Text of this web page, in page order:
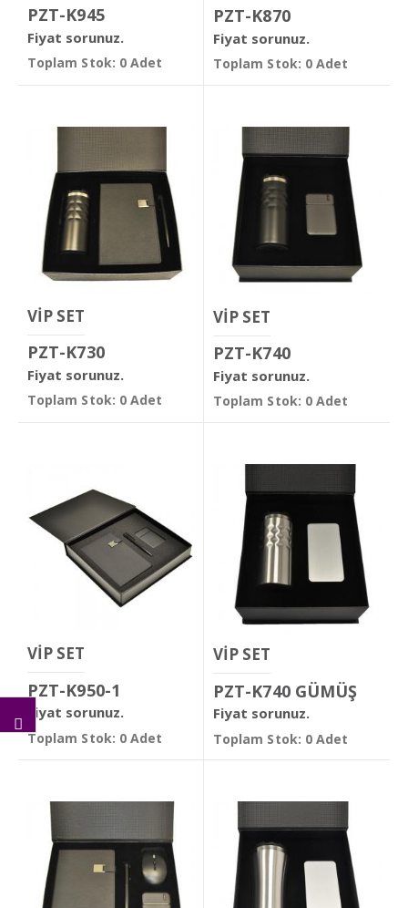
PZT-K945
Fiyat sorunuz.
Toplam Stok: 0 Adet
PZT-K870
Fiyat sorunuz.
Toplam Stok: 0 Adet
VİP SET
PZT-K730
Fiyat sorunuz.
Toplam Stok: 0 Adet
VİP SET
PZT-K740
Fiyat sorunuz.
Toplam Stok: 0 Adet
VİP SET
PZT-K950-1
Fiyat sorunuz.
Toplam Stok: 0 Adet
VİP SET
PZT-K740 GÜMÜŞ
Fiyat sorunuz.
Toplam Stok: 0 Adet